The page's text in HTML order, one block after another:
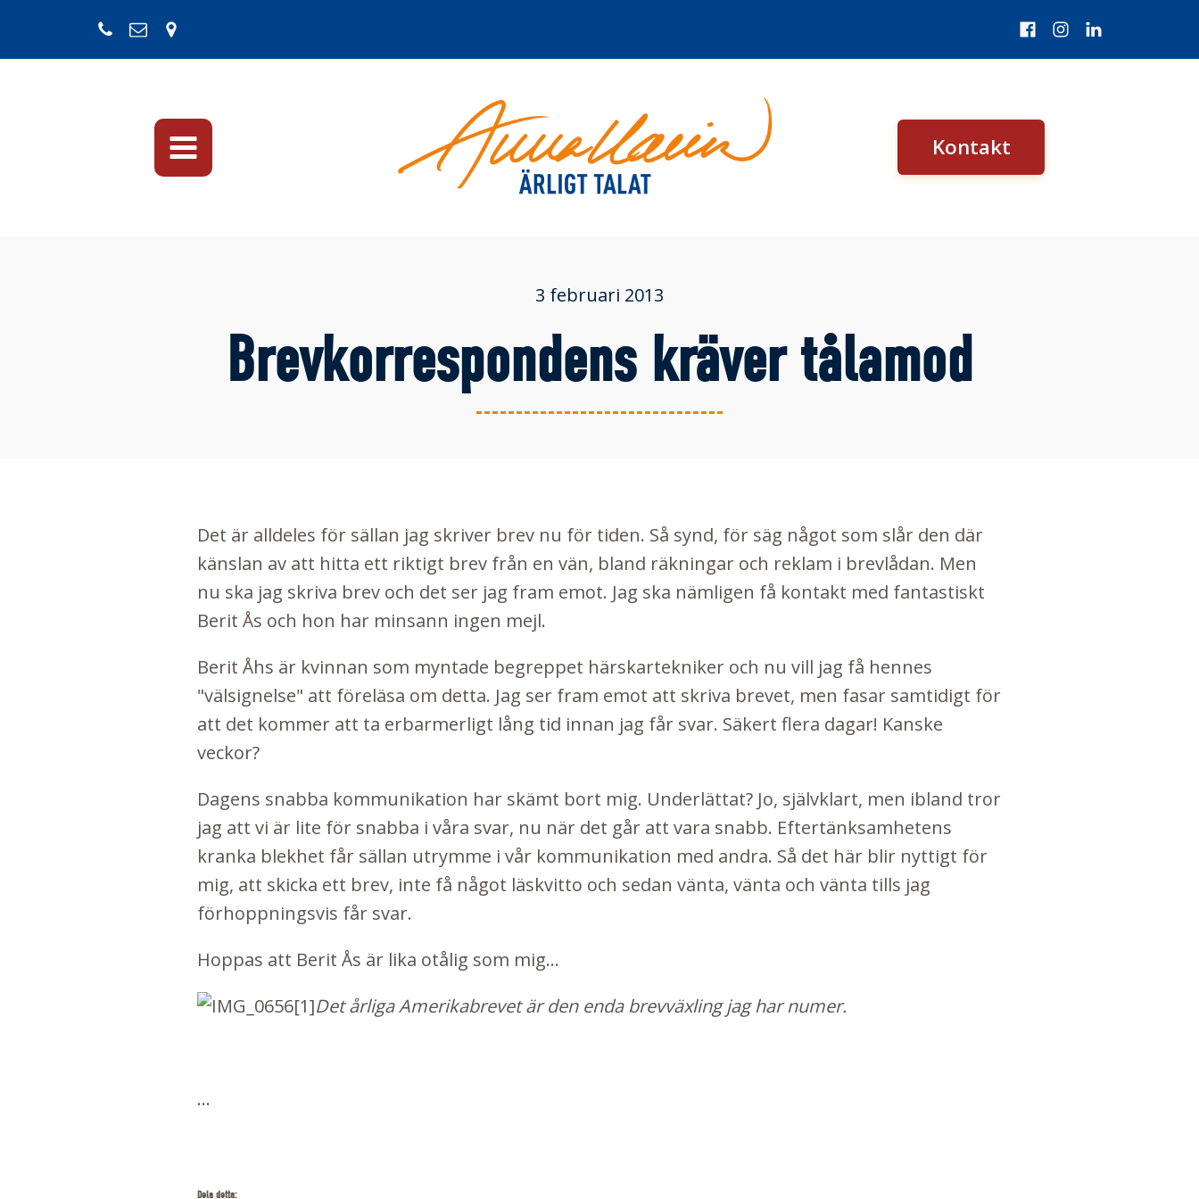
Kontakt
3 februari 2013
Brevkorrespondens kräver tålamod
Det är alldeles för sällan jag skriver brev nu för tiden. Så synd, för säg något som slår den där
känslan av att hitta ett riktigt brev från en vän, bland räkningar och reklam i brevlådan. Men
nu ska jag skriva brev och det ser jag fram emot. Jag ska nämligen få kontakt med fantastiskt
Berit Ås och hon har minsann ingen mejl.
Berit Åhs är kvinnan som myntade begreppet härskarteknikeroch nu vill jag få hennes
"välsignelse" att föreläsa om detta. Jag ser fram emot att skriva brevet, men fasar samtidigt för
att det kommer att ta erbarmerligt lång tid innan jag får svar. Säkert flera dagar! Kanske
veckor?
Dagens snabba kommunikation har skämt bort mig. Underlättat? Jo, självklart, men ibland tror
jag att vi är lite för snabba i våra svar, nu när det går att vara snabb. Eftertänksamhetens
kranka blekhet får sällan utrymme i vår kommunikation med andra. Så det här blir nyttigt för
mig, att skicka ett brev, inte få något läskvitto och sedan vänta, vänta och vänta tills jag
förhoppningsvis får svar.
Hoppas att Berit Ås är lika otålig som mig...
Det årliga Amerikabrevet är den enda brevväxling jag har numer.
...
Dela detta: